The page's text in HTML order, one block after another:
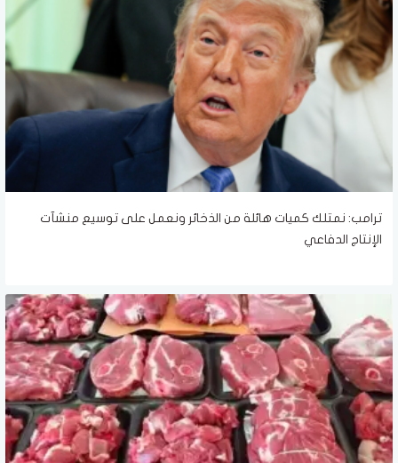
ترامب: نمتلك كميات هائلة من الذخائر ونعمل على توسيع منشآت
الإنتاج الدفاعي